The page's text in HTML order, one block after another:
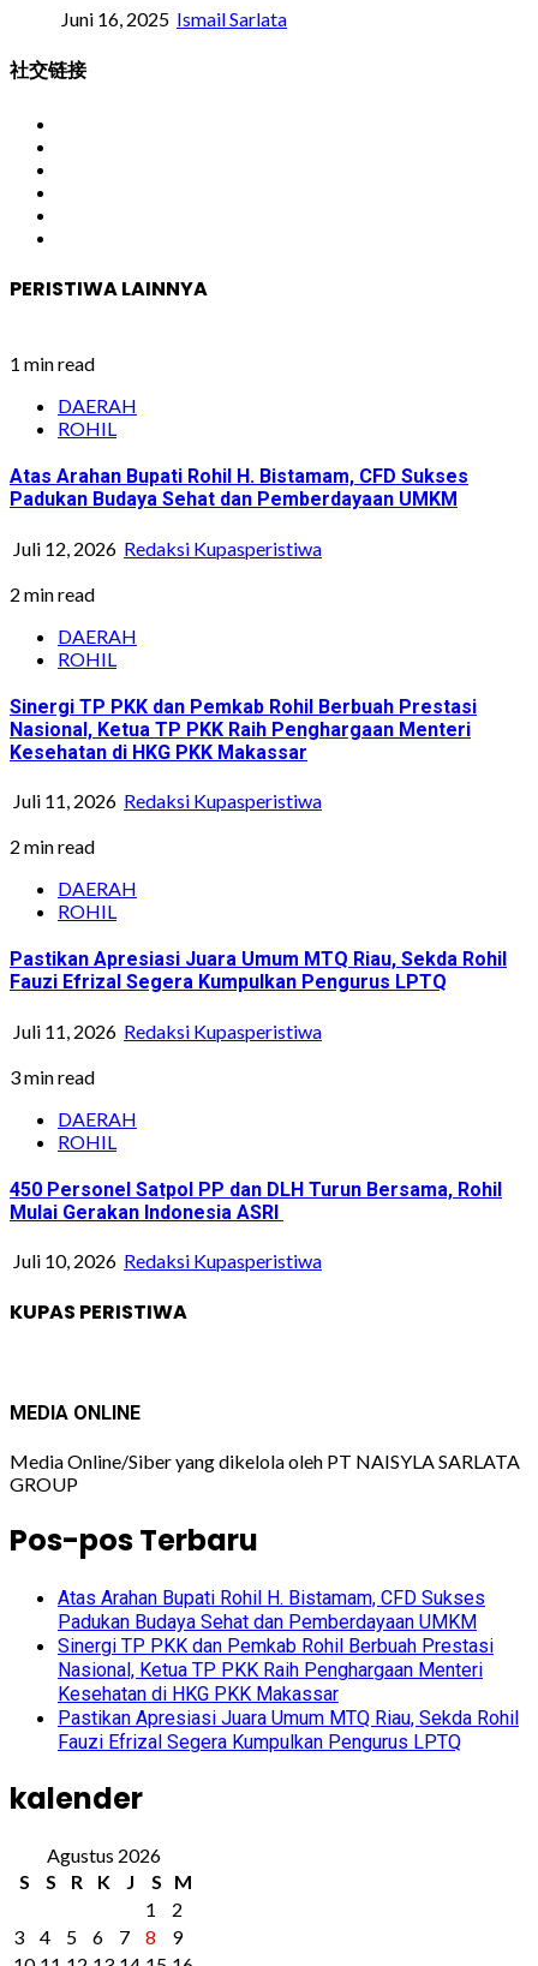
Juni 16, 2025 Ismail Sarlata
社交链接
PERISTIWA LAINNYA
1 min read
DAERAH
ROHIL
Atas Arahan Bupati Rohil H. Bistamam, CFD Sukses
Padukan Budaya Sehat dan Pemberdayaan UMKM
Juli 12, 2026 Redaksi Kupasperistiwa
2 min read
DAERAH
ROHIL
Sinergi TP PKK dan Pemkab Rohil Berbuah Prestasi
Nasional, Ketua TP PKK Raih Penghargaan Menteri
Kesehatan di HKG PKK Makassar
Juli 11, 2026 Redaksi Kupasperistiwa
2 min read
DAERAH
ROHIL
Pastikan Apresiasi Juara Umum MTQ Riau, Sekda Rohil
Fauzi Efrizal Segera Kumpulkan Pengurus LPTQ
Juli 11, 2026 Redaksi Kupasperistiwa
3 min read
DAERAH
ROHIL
450 Personel Satpol PP dan DLH Turun Bersama, Rohil
Mulai Gerakan Indonesia ASRI
Juli 10, 2026 Redaksi Kupasperistiwa
KUPAS PERISTIWA
MEDIA ONLINE
Media Online/Siber yang dikelola oleh PT NAISYLA SARLATA
GROUP
Pos-pos Terbaru
Atas Arahan Bupati Rohil H. Bistamam, CFD Sukses
Padukan Budaya Sehat dan Pemberdayaan UMKM
Sinergi TP PKK dan Pemkab Rohil Berbuah Prestasi
Nasional, Ketua TP PKK Raih Penghargaan Menteri
Kesehatan di HKG PKK Makassar
Pastikan Apresiasi Juara Umum MTQ Riau, Sekda Rohil
Fauzi Efrizal Segera Kumpulkan Pengurus LPTQ
kalender
Agustus 2026
S
S R K J S
M
1
2
3
4 5 6 7 8
9